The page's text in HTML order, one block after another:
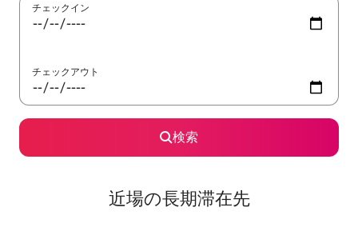
チェックイン
チェックアウト
検索
近場の長期滞在先